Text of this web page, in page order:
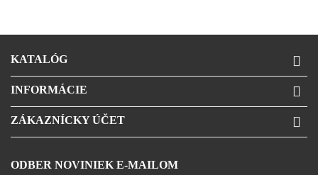
KATALÓG 
INFORMÁCIE 
ZÁKAZNÍCKY ÚČET 
ODBER NOVINIEK E-MAILOM